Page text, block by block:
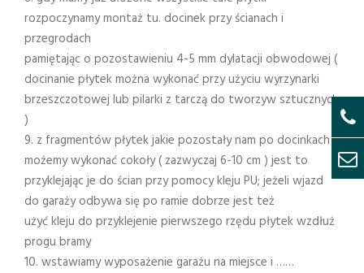
rozpoczynamy montaż tu. docinek przy ścianach i
przegrodach
pamiętając o pozostawieniu 4-5 mm dylatacji obwodowej (
docinanie płytek można wykonać przy użyciu wyrzynarki
brzeszczotowej lub pilarki z tarczą do tworzyw sztucznych
)
9. z fragmentów płytek jakie pozostały nam po docinkach
możemy wykonać cokoły ( zazwyczaj 6-10 cm ) jest to
przyklejając je do ścian przy pomocy kleju PU; jeżeli wjazd
do garaży odbywa się po ramie dobrze jest też
użyć kleju do przyklejenie pierwszego rzędu płytek wzdłuż
progu bramy
10. wstawiamy wyposażenie garażu na miejsce i ……